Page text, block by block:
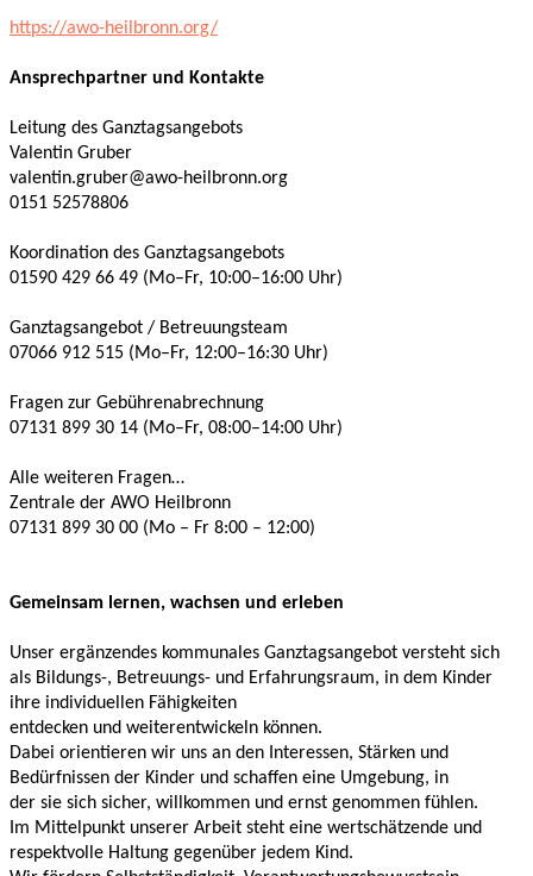
https://awo-heilbronn.org/
Ansprechpartner und Kontakte
Leitung des Ganztagsangebots
Valentin Gruber
valentin.gruber@awo-heilbronn.org
0151 52578806
Koordination des Ganztagsangebots
01590 429 66 49 (Mo–Fr, 10:00–16:00 Uhr)
Ganztagsangebot / Betreuungsteam
07066 912 515 (Mo–Fr, 12:00–16:30 Uhr)
Fragen zur Gebührenabrechnung
07131 899 30 14 (Mo–Fr, 08:00–14:00 Uhr)
Alle weiteren Fragen…
Zentrale der AWO Heilbronn
07131 899 30 00 (Mo – Fr 8:00 – 12:00)
Gemeinsam lernen, wachsen und erleben
Unser ergänzendes kommunales Ganztagsangebot versteht sich
als Bildungs-, Betreuungs- und Erfahrungsraum, in dem Kinder
ihre individuellen Fähigkeiten
entdecken und weiterentwickeln können.
Dabei orientieren wir uns an den Interessen, Stärken und
Bedürfnissen der Kinder und schaffen eine Umgebung, in
der sie sich sicher, willkommen und ernst genommen fühlen.
Im Mittelpunkt unserer Arbeit steht eine wertschätzende und
respektvolle Haltung gegenüber jedem Kind.